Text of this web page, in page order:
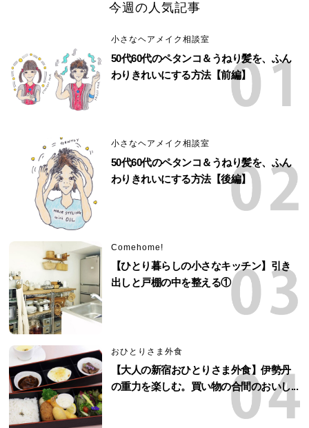
今週の人気記事
小さなヘアメイク相談室
50代60代のペタンコ＆うねり髪を、ふん
わりきれいにする方法【前編】
小さなヘアメイク相談室
50代60代のペタンコ＆うねり髪を、ふん
わりきれいにする方法【後編】
Comehome!
【ひとり暮らしの小さなキッチン】引き
出しと戸棚の中を整える①
おひとりさま外食
【大人の新宿おひとりさま外食】伊勢丹
の重力を楽しむ。買い物の合間のおいし...